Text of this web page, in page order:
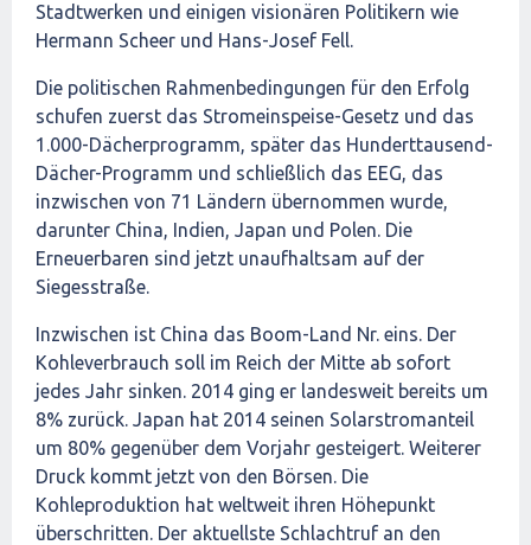
Stadtwerken und einigen visionären Politikern wie
Hermann Scheer und Hans-Josef Fell.
Die politischen Rahmenbedingungen für den Erfolg
schufen zuerst das Stromeinspeise-Gesetz und das
1.000-Dächerprogramm, später das Hunderttausend-
Dächer-Programm und schließlich das EEG, das
inzwischen von 71 Ländern übernommen wurde,
darunter China, Indien, Japan und Polen. Die
Erneuerbaren sind jetzt unaufhaltsam auf der
Siegesstraße.
Inzwischen ist China das Boom-Land Nr. eins. Der
Kohleverbrauch soll im Reich der Mitte ab sofort
jedes Jahr sinken. 2014 ging er landesweit bereits um
8% zurück. Japan hat 2014 seinen Solarstromanteil
um 80% gegenüber dem Vorjahr gesteigert. Weiterer
Druck kommt jetzt von den Börsen. Die
Kohleproduktion hat weltweit ihren Höhepunkt
überschritten. Der aktuellste Schlachtruf an den